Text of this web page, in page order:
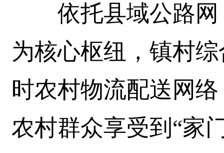
依托县域公路网
为核心枢纽，镇村
时农村物流配送网
农村群众享受到“家